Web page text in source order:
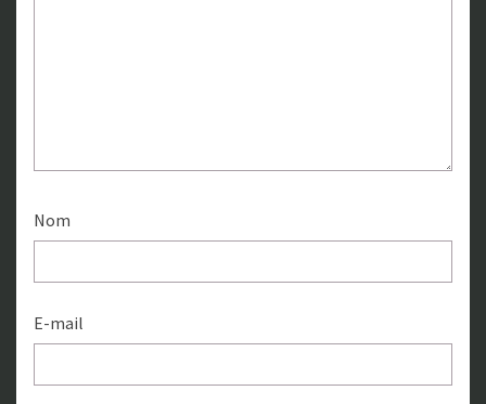
Nom
E-mail